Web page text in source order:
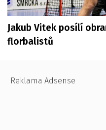
Jakub Vitek posílí
florbalistů
Reklama Adsense